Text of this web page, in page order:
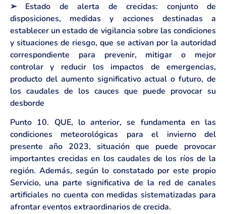
➢ Estado de alerta de crecidas: conjunto de
disposiciones, medidas y acciones destinadas a
establecer un estado de vigilancia sobre las condiciones
y situaciones de riesgo, que se activan por la autoridad
correspondiente para prevenir, mitigar o mejor
controlar y reducir los impactos de emergencias,
producto del aumento significativo actual o futuro, de
los caudales de los cauces que puede provocar su
desborde
Punto 10. QUE, lo anterior, se fundamenta en las
condiciones meteorológicas para el invierno del
presente año 2023, situación que puede provocar
importantes crecidas en los caudales de los ríos de la
región. Además, según lo constatado por este propio
Servicio, una parte significativa de la red de canales
artificiales no cuenta con medidas sistematizadas para
afrontar eventos extraordinarios de crecida.